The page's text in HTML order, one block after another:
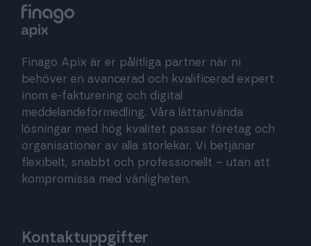
Finago Apix är er pålitliga partner när ni
behöver en avancerad och kvalificerad expert
inom e-fakturering och digital
meddelandeförmedling. Våra lättanvända
lösningar med hög kvalitet passar företag och
organisationer av alla storlekar. Vi betjänar
flexibelt, snabbt och professionellt – utan att
kompromissa med vänligheten.
Kontaktuppgifter